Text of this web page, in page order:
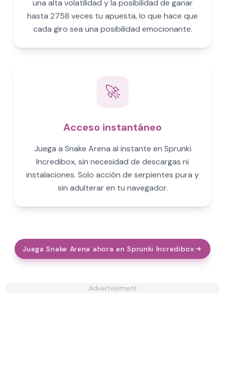
una alta volatilidad y la posibilidad de ganar
hasta 2758 veces tu apuesta, lo que hace que
cada giro sea una posibilidad emocionante.
🚀
Acceso instantáneo
Juega a Snake Arena al instante en Sprunki
Incredibox, sin necesidad de descargas ni
instalaciones. Solo acción de serpientes pura y
sin adulterar en tu navegador.
Juega Snake Arena ahora en Sprunki Incredibox
Advertisement